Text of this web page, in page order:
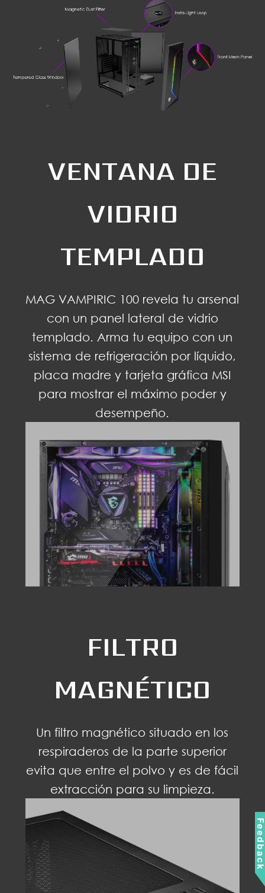
VENTANA DE
VIDRIO
TEMPLADO
MAG VAMPIRIC 100 revela tu arsenal
con un panel lateral de vidrio
templado. Arma tu equipo con un
sistema de refrigeración por líquido,
placa madre y tarjeta gráfica MSI
para mostrar el máximo poder y
desempeño.
FILTRO
MAGNÉTICO
Un filtro magnético situado en los
respiraderos de la parte superior
evita que entre el polvo y es de fácil
extracción para su limpieza.